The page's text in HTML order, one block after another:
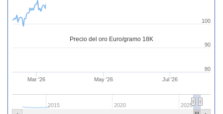
Precio del oro Euro/gramo 18K
Mar '26 May '26 Jul '26
2015 2020 2025
80
90
100